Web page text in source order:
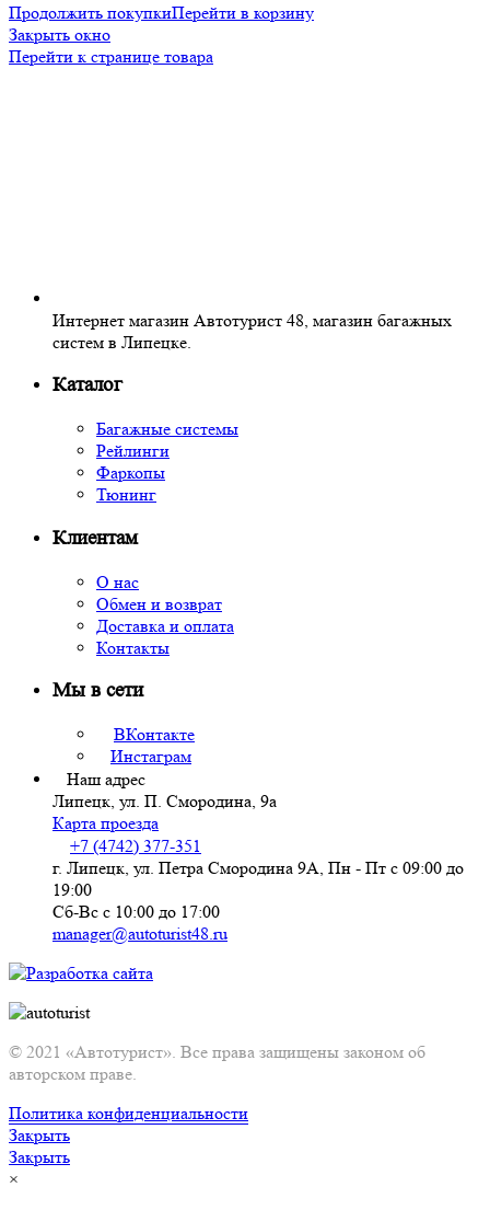
Продолжить покупкиПерейти в корзину
Закрыть окно
Перейти к странице товара
Интернет магазин Автотурист 48, магазин багажных
систем в Липецке.
Каталог
Багажные системы
Рейлинги
Фаркопы
Тюнинг
Клиентам
О нас
Обмен и возврат
Доставка и оплата
Контакты
Мы в сети
ВКонтакте
Инстаграм
Наш адрес
Липецк, ул. П. Смородина, 9а
Карта проезда
+7 (4742) 377-351
г. Липецк, ул. Петра Смородина 9А, Пн - Пт с 09:00 до
19:00
Сб-Вс с 10:00 до 17:00
manager@autoturist48.ru
© 2021 «Автотурист». Все права защищены законом об
авторском праве.
Политика конфиденциальности
Закрыть
Закрыть
×